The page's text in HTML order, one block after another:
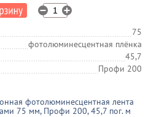
75
фотолюминесцентная плёнка
45,7
Профи 200
фотолюминесцентная лента
75 мм, Профи 200, 45,7 пог. м